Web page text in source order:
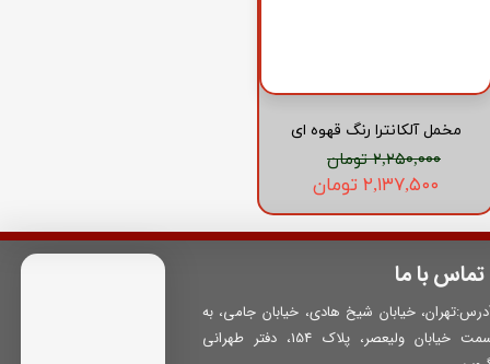
مخمل آلکانترا رنگ قهوه ای
۲,۲۵۰,۰۰۰ تومان
۲,۱۳۷,۵۰۰ تومان
تماس با ما
خیابان شیخ هادی، خیابان جامی، به
سمت خیابان ولیعصر، پلاک 154، دفتر طهرانی